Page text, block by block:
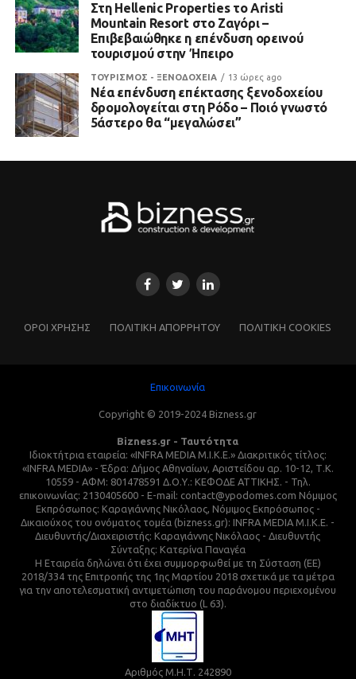
Στη Hellenic Properties το Aristi
Mountain Resort στο Ζαγόρι –
Επιβεβαιώθηκε η επένδυση ορεινού
τουρισμού στην Ήπειρο
ΤΟΥΡΙΣΜΟΣ - ΞΕΝΟΔΟΧΕΙΑ 13 ώρες ago
Νέα επένδυση επέκτασης ξενοδοχείου
δρομολογείται στη Ρόδο – Ποιό γνωστό
5άστερο θα “μεγαλώσει”
ΌΡΟΙ ΧΡΗΣΗΣ ΠΟΛΙΤΙΚΗ ΑΠΟΡΡΗΤΟΥ ΠΟΛΙΤΙΚΗ COOKIES
Επικοινωνία
Copyright © 2019-2024 Bizness.gr
Bizness.gr - Ταυτότητα
Ιδιοκτήτρια εταιρεία: «INFRA MEDIA M.I.K.E.» Διακριτικός τίτλος:
«INFRA MEDIA» - Έδρα: Δήμος Αθηναίων, Αριστείδου αρ. 10-12, Τ.Κ.
10559 - ΑΦΜ: 801478591 Δ.Ο.Υ.: ΚΕΦΟΔΕ ΑΤΤΙΚΗΣ. - Τηλ.
επικοινωνίας: 2130405600 - E-mail: contact@ypodomes.com Νόμιμος
Εκπρόσωπος: Καραγιάννης Νικόλαος, Νόμιμος Εκπρόσωπος -
Δικαιούχος του ονόματος τομέα (bizness.gr): INFRA MEDIA M.I.K.E. -
Διευθυντής/Διαχειριστής: Καραγιάννης Νικόλαος - Διευθυντής
Σύνταξης: Κατερίνα Παναγέα
Η Εταιρεία δηλώνει ότι έχει συμμορφωθεί με τη Σύσταση (ΕΕ)
2018/334 της Επιτροπής της 1ης Μαρτίου 2018 σχετικά με τα μέτρα
για την αποτελεσματική αντιμετώπιση του παράνομου περιεχομένου
στο διαδίκτυο (L 63).
Αριθμός Μ.Η.Τ. 242890